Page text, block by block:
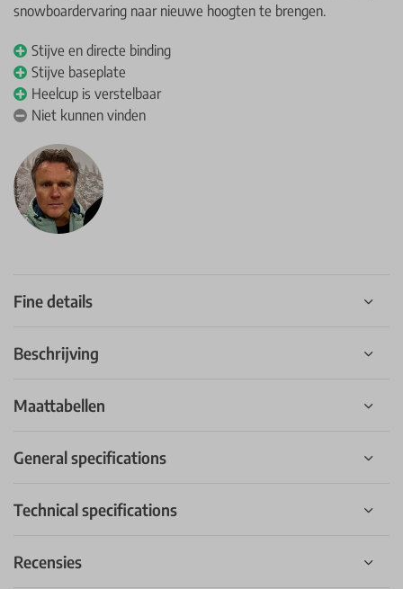
snowboardervaring naar nieuwe hoogten te brengen.
Stijve en directe binding
Stijve baseplate
Heelcup is verstelbaar
Niet kunnen vinden
Fine details
Beschrijving
Maattabellen
General specifications
Technical specifications
Recensies